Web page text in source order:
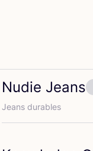
{nom}
Nudie Jeans
Jeans durables